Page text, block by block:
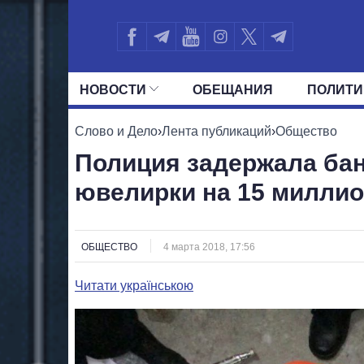
НОВОСТИ ОБЕЩАНИЯ
ВСЕ ПОЛИТИКИ ПРЕЗИДЕНТ И
Слово и Дело›Лента публикаций›Общество
Полиция задержала
ювелирки на 15
ОБЩЕСТВО 4 марта 2018, 17:56
Читати українською